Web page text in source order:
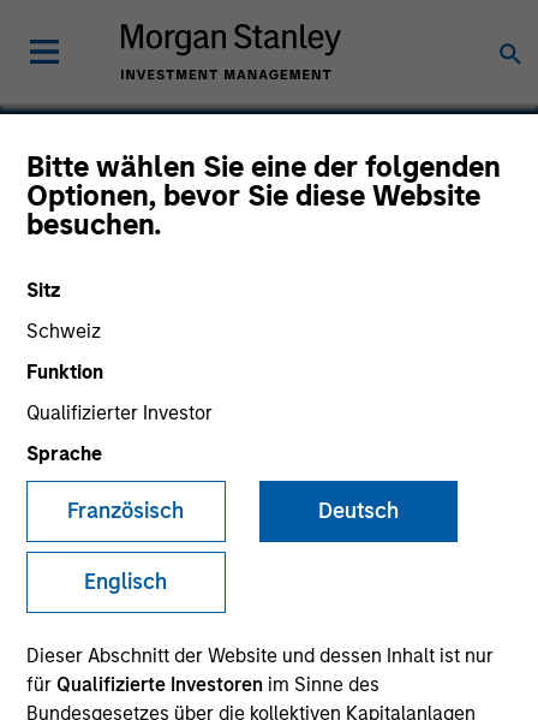
Bitte wählen Sie eine der folgenden
Optionen, bevor Sie diese Website
besuchen.
Sitz
Schweiz
Funktion
Qualifizierter Investor
Sprache
Französisch Deutsch
Englisch
Dieser Abschnitt der Website und dessen Inhalt ist nur
für Qualifizierte Investoren im Sinne des
Bundesgesetzes über die kollektiven Kapitalanlagen
Manna Pro
Business & Consumer Services